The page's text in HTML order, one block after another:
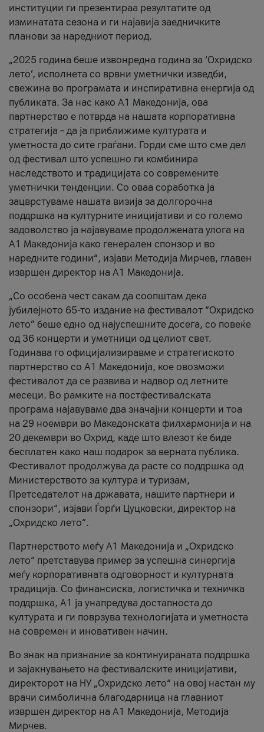
институции ги презентираа резултатите од
изминатата сезона и ги најавија заедничките
планови за наредниот период.
„2025 година беше извонредна година за ‘Охридско
лето’, исполнета со врвни уметнички изведби,
свежина во програмата и инспиративна енергија од
публиката. За нас како A1 Македонија, ова
партнерство е потврда на нашата корпоративна
стратегија – да ја приближиме културата и
уметноста до сите граѓани. Горди сме што сме дел
од фестивал што успешно ги комбинира
наследството и традицијата со современите
уметнички тенденции. Со оваа соработка ја
зацврстуваме нашата визија за долгорочна
поддршка на културните иницијативи и со големо
задоволство ја најавуваме продолжената улога на
A1 Македонија како генерален спонзор и во
наредните години“, изјави Методија Мирчев, главен
извршен директор на A1 Македонија.
„Со особена чест сакам да соопштам дека
јубилејното 65-то издание на фестивалот “Охридско
лето” беше едно од најуспешните досега, со повеќе
од 36 концерти и уметници од целиот свет.
Годинава го официјализиравме и стратегиското
партнерство со А1 Македонија, кое овозможи
фестивалот да се развива и надвор од летните
месеци. Во рамките на постфестивалската
програма најавуваме два значајни концерти и тоа
на 29 ноември во Македонската филхармонија и на
20 декември во Охрид, каде што влезот ќе биде
бесплатен како наш подарок за верната публика.
Фестивалот продолжува да расте со поддршка од
Министерството за култура и туризам,
Претседателот на државата, нашите партнери и
спонзори“, изјави Ѓорѓи Цуцковски, директор на
„Охридско лето“.
Партнерството меѓу A1 Македонија и „Охридско
лето“ претставува пример за успешна синергија
меѓу корпоративната одговорност и културната
традиција. Со финансиска, логистичка и техничка
поддршка, A1 ја унапредува достапноста до
културата и ги поврзува технологијата и уметноста
на современ и иновативен начин.
Во знак на признание за континуираната поддршка
и зајакнувањето на фестивалските иницијативи,
директорот на НУ „Охридско лето“ на овој настан му
врачи симболична благодарница на главниот
извршен директор на A1 Македонија, Методија
Мирчев.